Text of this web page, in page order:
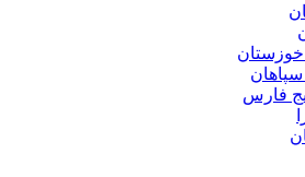
خوزستان
سپاهان
فارس